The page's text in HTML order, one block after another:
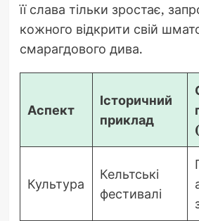
її слава тільки зростає,
кожного відкрити свій
смарагдового дива.
Аспект
Історичний
приклад
Культура
Кельтські
фестивалі